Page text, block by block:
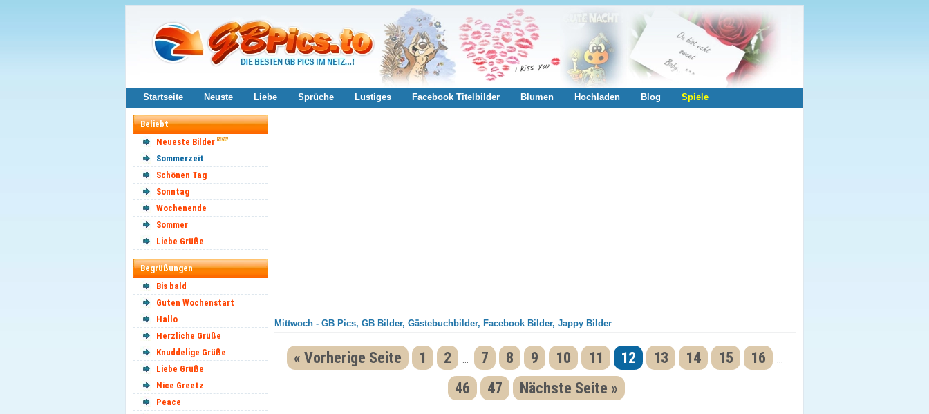
Startseite Neuste Liebe Sprüche Lustiges Facebook Titelbilder Blumen Hochladen Blog Spiele
Beliebt
Neueste Bilder
Sommerzeit
Schönen Tag
Sonntag
Wochenende
Sommer
Liebe Grüße
Begrüßungen
Bis bald
Guten Wochenstart
Hallo
Herzliche Grüße
Knuddelige Grüße
Liebe Grüße
Nice Greetz
Peace
Mittwoch - GB Pics, GB Bilder, Gästebuchbilder, Facebook Bilder, Jappy Bilder
« Vorherige Seite 1 2 7 8 9 10 11 12 13 14 15 16
46 47 Nächste Seite »